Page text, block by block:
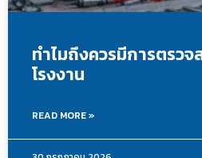
ทำไมถึงควรมีการตรวจ
โรงงาน
READ MORE »